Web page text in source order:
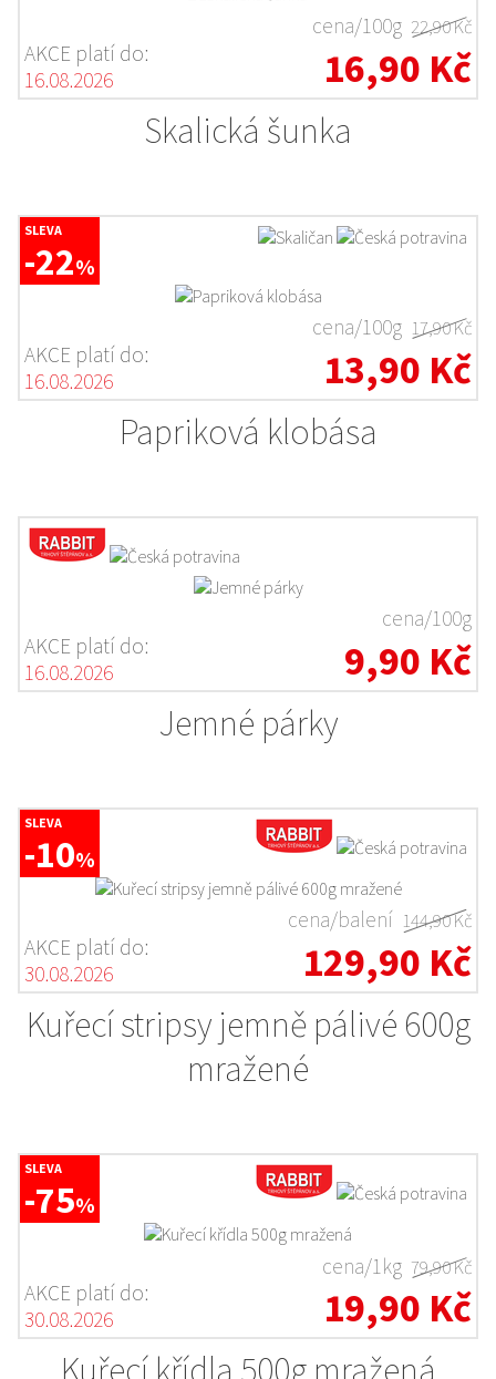
cena/100g 22,90 Kč
AKCE platí do:
16.08.2026
16,90 Kč
Skalická šunka
SLEVA
-22%
cena/100g 17,90 Kč
AKCE platí do:
16.08.2026
13,90 Kč
Papriková klobása
cena/100g
AKCE platí do:
16.08.2026
9,90 Kč
Jemné párky
SLEVA
-10%
cena/balení 144,90 Kč
AKCE platí do:
30.08.2026
129,90 Kč
Kuřecí stripsy jemně pálivé 600g
mražené
SLEVA
-75%
cena/1kg 79,90 Kč
AKCE platí do:
30.08.2026
19,90 Kč